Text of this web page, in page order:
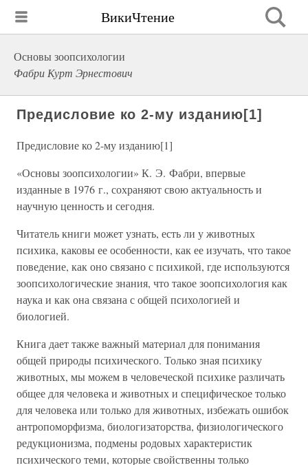
ВикиЧтение
Основы зоопсихологии
Фабри Курт Эрнестович
Предисловие ко 2-му изданию[1]
Предисловие ко 2-му изданию[1]
«Основы зоопсихологии» К. Э. Фабри, впервые
изданные в 1976 г., сохраняют свою актуальность и
научную ценность и сегодня.
Читатель книги может узнать, есть ли у животных
психика, каковы ее особенности, как ее изучать, что такое
поведение, как оно связано с психикой, где используются
зоопсихологические знания, что такое зоопсихология как
наука и как она связана с общей психологией и
биологией.
Книга дает также важный материал для понимания
общей природы психического. Только зная психику
животных, мы можем в человеческой психике различать
общее для человека и животных и специфическое только
для человека или только для животных, избежать ошибок
антропоморфизма, биологизаторства, физиологического
редукционизма, подмены родовых характеристик
психического теми, которые свойственны только